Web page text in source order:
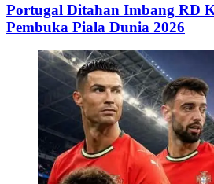
Portugal Ditahan Imbang RD
Pembuka Piala Dunia 2026